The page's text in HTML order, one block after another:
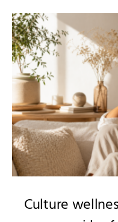
Culture